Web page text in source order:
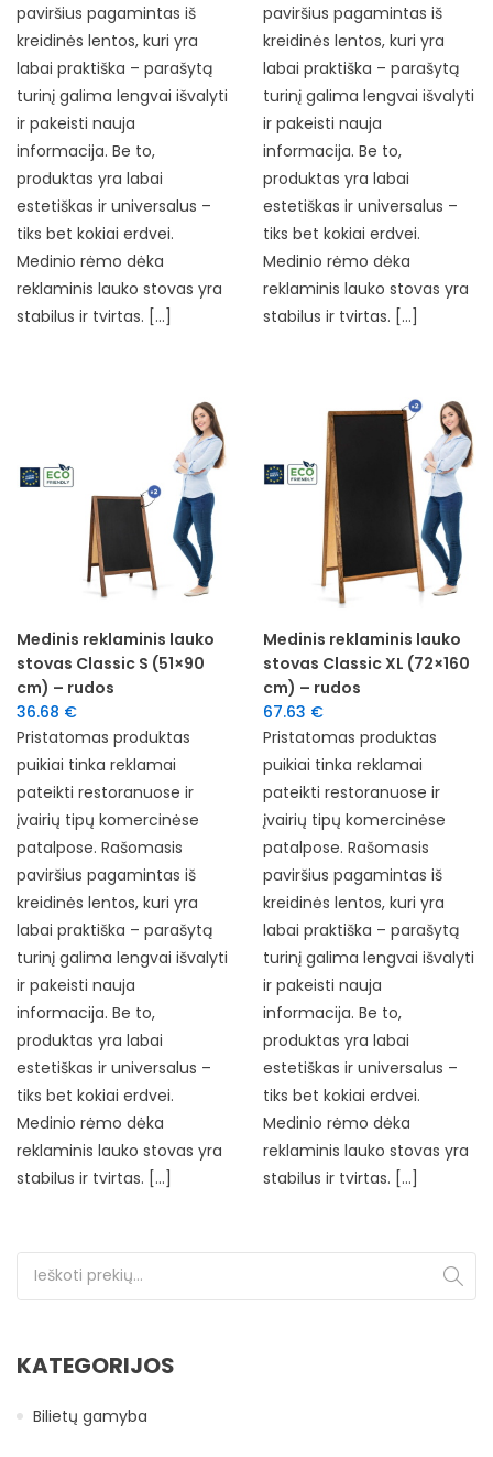
paviršius pagamintas iš
kreidinės lentos, kuri yra
labai praktiška – parašytą
turinį galima lengvai išvalyti
ir pakeisti nauja
informacija. Be to,
produktas yra labai
estetiškas ir universalus –
tiks bet kokiai erdvei.
Medinio rėmo dėka
reklaminis lauko stovas yra
stabilus ir tvirtas. […]
paviršius pagamintas iš
kreidinės lentos, kuri yra
labai praktiška – parašytą
turinį galima lengvai išvalyti
ir pakeisti nauja
informacija. Be to,
produktas yra labai
estetiškas ir universalus –
tiks bet kokiai erdvei.
Medinio rėmo dėka
reklaminis lauko stovas yra
stabilus ir tvirtas. […]
Medinis reklaminis lauko
stovas Classic S (51×90
cm) – rudos
36.68 €
Pristatomas produktas
puikiai tinka reklamai
pateikti restoranuose ir
įvairių tipų komercinėse
patalpose. Rašomasis
paviršius pagamintas iš
kreidinės lentos, kuri yra
labai praktiška – parašytą
turinį galima lengvai išvalyti
ir pakeisti nauja
informacija. Be to,
produktas yra labai
estetiškas ir universalus –
tiks bet kokiai erdvei.
Medinio rėmo dėka
reklaminis lauko stovas yra
stabilus ir tvirtas. […]
Medinis reklaminis lauko
stovas Classic XL (72×160
cm) – rudos
67.63 €
Pristatomas produktas
puikiai tinka reklamai
pateikti restoranuose ir
įvairių tipų komercinėse
patalpose. Rašomasis
paviršius pagamintas iš
kreidinės lentos, kuri yra
labai praktiška – parašytą
turinį galima lengvai išvalyti
ir pakeisti nauja
informacija. Be to,
produktas yra labai
estetiškas ir universalus –
tiks bet kokiai erdvei.
Medinio rėmo dėka
reklaminis lauko stovas yra
stabilus ir tvirtas. […]
Ieškoti:
KATEGORIJOS
Bilietų gamyba